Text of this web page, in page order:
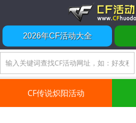
2026年CF活动大全
CF传说炽阳活动